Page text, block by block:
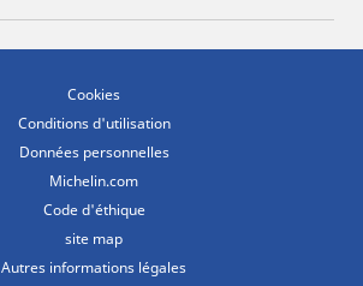
Cookies
Conditions d'utilisation
Données personnelles
Michelin.com
Code d'éthique
site map
Autres informations légales